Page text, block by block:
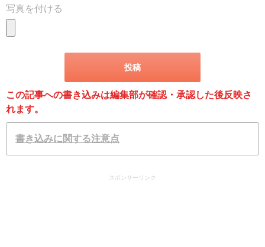
写真を付ける
この記事への書き込みは編集部が確認・承認した後反映さ
れます。
書き込みに関する注意点
スポンサーリンク